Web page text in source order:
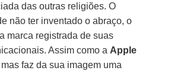
das outras religiões. O
não ter inventado o abraço, o
marca registrada de suas
Assim como a Apple
faz da sua imagem uma